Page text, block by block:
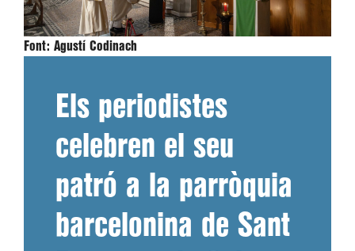
Font: Agustí Codinach
Els periodistes
celebren el seu
patró a la parròquia
barcelonina de Sant